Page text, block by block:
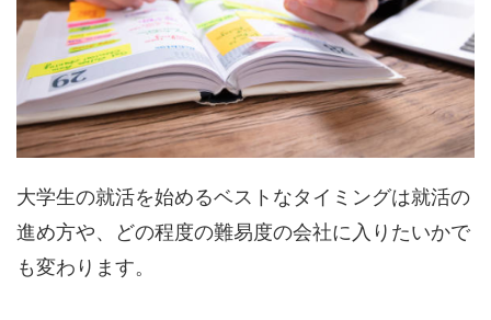
大学生の就活を始めるベストなタイミングは就活の
進め方や、どの程度の難易度の会社に入りたいかで
も変わります。